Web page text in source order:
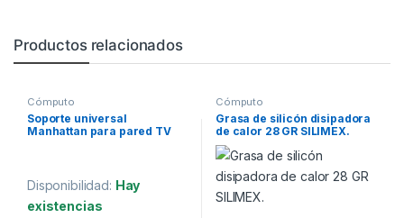
Productos relacionados
Cómputo
Soporte universal
Manhattan para pared TV
Disponibilidad: Hay
existencias
Cómputo
Grasa de silicón disipadora
de calor 28 GR SILIMEX.